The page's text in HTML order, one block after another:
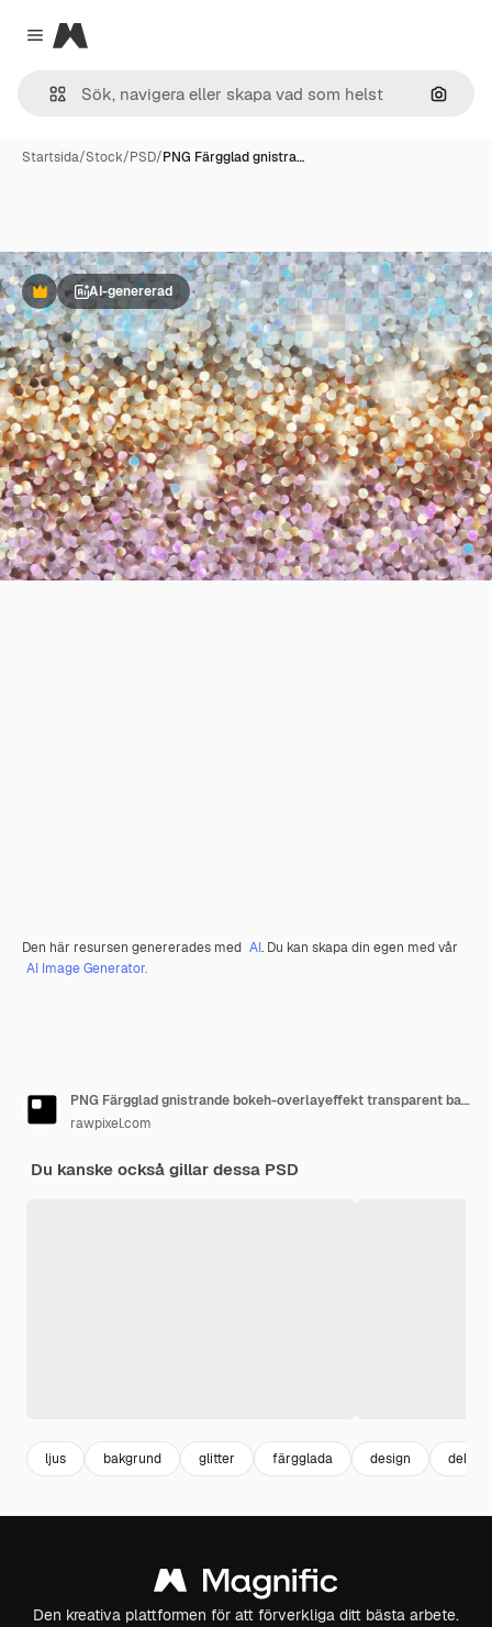
Close menu
Magnific
Sök
Startsida/Stock/PSD/PNG Färgglad gnistra…
Premie AI-genererad
Den här resursen genererades med AI. Du kan skapa din egen med vår
AI Image Generator.
PNG Färgglad gnistrande bokeh-overlayeffekt transparent bakgrund
rawpixel.com
Du kanske också gillar dessa PSD
ljus bakgrund glitter färgglada design
Den kreativa plattformen för att förverkliga ditt bästa arbete.